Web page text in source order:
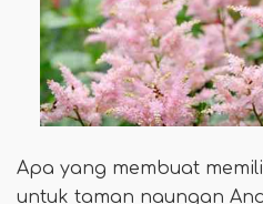
Apa yang membuat
untuk taman naungan